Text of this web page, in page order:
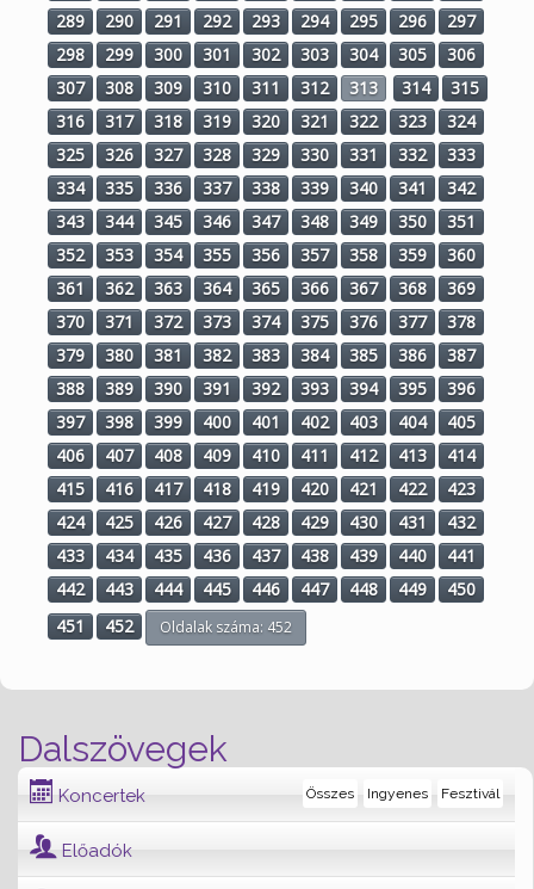
Dalszövegek
Koncertek Fesztivál
Ingyenes
Összes
Előadók
289
290 291 292 293 294 295 296
297
298
299 300 301 302 303 304 305
306
307
308 309 310 311 312 313 314
315
316
317 318 319 320 321 322 323
324
325
326 327 328 329 330 331 332
333
334
335 336 337 338 339 340 341
342
343
344 345 346 347 348 349 350
351
352
353 354 355 356 357 358 359
360
361
362 363 364 365 366 367 368
369
370
371 372 373 374 375 376 377
378
379
380 381 382 383 384 385 386
387
388
389 390 391 392 393 394 395
396
397
398 399 400 401 402 403 404
405
406
407 408 409 410 411 412 413
414
415
416 417 418 419 420 421 422
423
424
425 426 427 428 429 430 431
432
433
434 435 436 437 438 439 440
441
442
443 444 445 446 447 448 449
450
451
452 Oldalak száma: 452